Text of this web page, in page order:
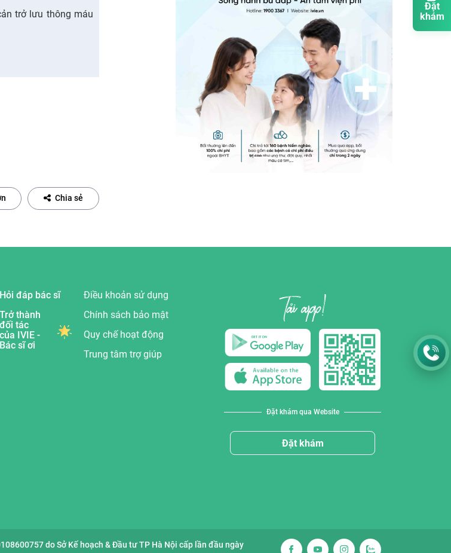
Đặt
khám
trở lưu thông máu
Chia sẻ
Hỏi đáp bác sĩ
Trở thành
đối tác
của IVIE -
Bác sĩ ơi
Điều khoản sử dụng
Chính sách bảo mật
Quy chế hoạt động
Trung tâm trợ giúp
Đặt khám qua Website
Đặt khám
do Sở Kế hoạch & Đầu tư TP Hà Nội cấp lần đầu ngày